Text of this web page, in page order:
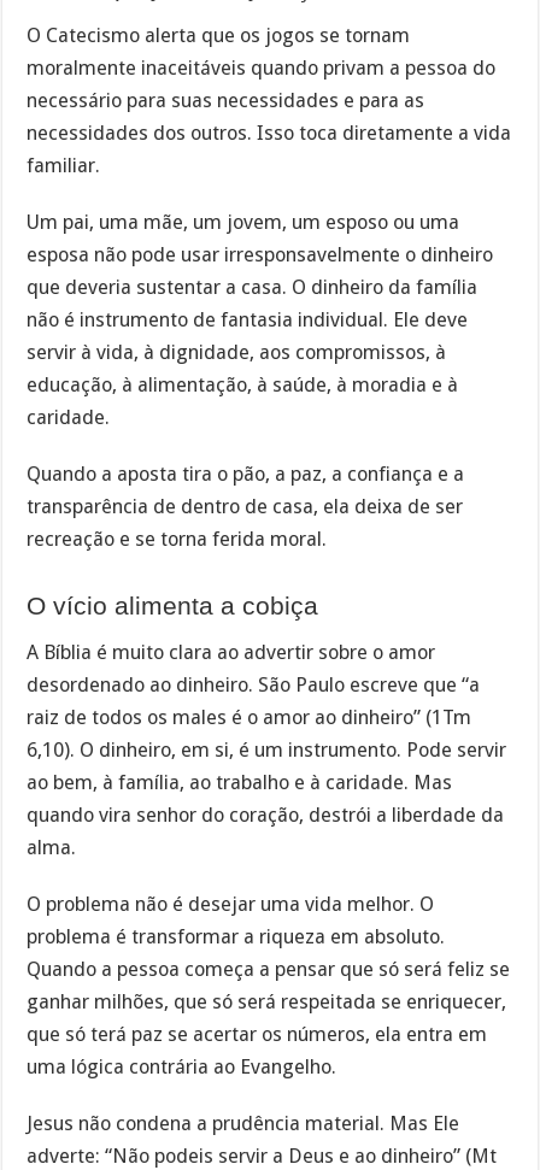
O Catecismo alerta que os jogos se tornam
moralmente inaceitáveis quando privam a pessoa do
necessário para suas necessidades e para as
necessidades dos outros. Isso toca diretamente a vida
familiar.
Um pai, uma mãe, um jovem, um esposo ou uma
esposa não pode usar irresponsavelmente o dinheiro
que deveria sustentar a casa. O dinheiro da família
não é instrumento de fantasia individual. Ele deve
servir à vida, à dignidade, aos compromissos, à
educação, à alimentação, à saúde, à moradia e à
caridade.
Quando a aposta tira o pão, a paz, a confiança e a
transparência de dentro de casa, ela deixa de ser
recreação e se torna ferida moral.
O vício alimenta a cobiça
A Bíblia é muito clara ao advertir sobre o amor
desordenado ao dinheiro. São Paulo escreve que “a
raiz de todos os males é o amor ao dinheiro” (1Tm
6,10). O dinheiro, em si, é um instrumento. Pode servir
ao bem, à família, ao trabalho e à caridade. Mas
quando vira senhor do coração, destrói a liberdade da
alma.
O problema não é desejar uma vida melhor. O
problema é transformar a riqueza em absoluto.
Quando a pessoa começa a pensar que só será feliz se
ganhar milhões, que só será respeitada se enriquecer,
que só terá paz se acertar os números, ela entra em
uma lógica contrária ao Evangelho.
Jesus não condena a prudência material. Mas Ele
adverte: “Não podeis servir a Deus e ao dinheiro” (Mt